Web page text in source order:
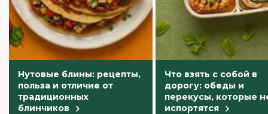
Нутовые блины: рецепты,
польза и отличие от
традиционных
блинчиков
Что взять с собой в
дорогу: обеды и
перекусы, которые
испортятся